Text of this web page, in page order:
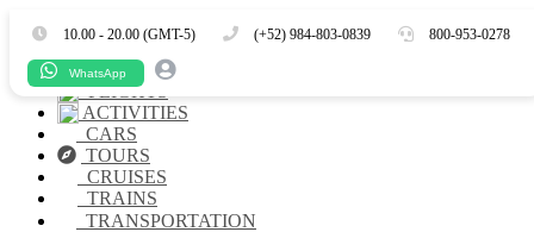
10.00 - 20.00 (GMT-5) (+52) 984-803-0839 800-953-0278
WhatsApp
Es En
HOTELS
FLIGHTS
ACTIVITIES
CARS
TOURS
CRUISES
TRAINS
TRANSPORTATION